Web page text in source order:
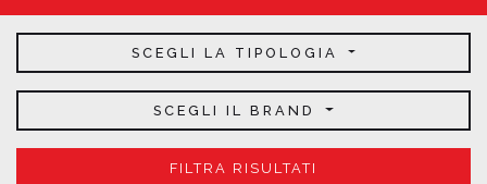
SCEGLI LA TIPOLOGIA
SCEGLI IL BRAND
FILTRA RISULTATI